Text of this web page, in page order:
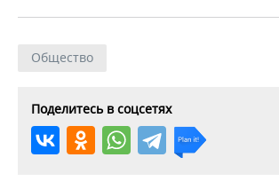
Общество
Поделитесь в соцсетях